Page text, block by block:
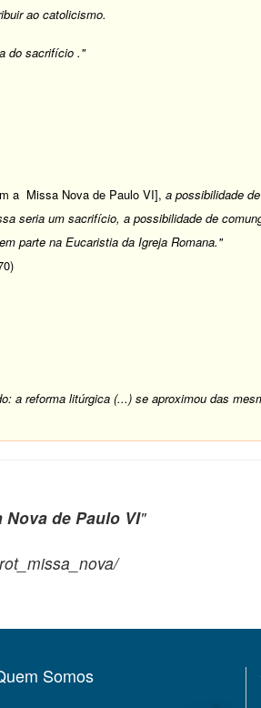
ao catolicismo.
do sacrifício ."
a Missa Nova de Paulo VI], a possibilidade
seria um sacrifício, a possibilidade de
parte na Eucaristia da Igreja Romana."
a reforma litúrgica (...) se aproximou das
de Paulo VI"
Somos